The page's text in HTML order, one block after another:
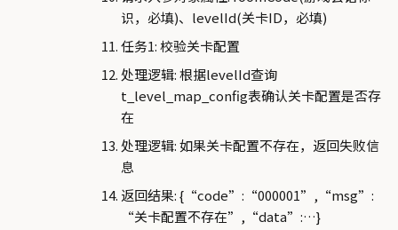
识，必填)、levelId(关卡ID，必填)
任务1: 校验关卡配置
处理逻辑: 根据levelId查询
t_level_map_config表确认关卡配置是否存
在
处理逻辑: 如果关卡配置不存在，返回失败信
息
返回结果: {“code”:“000001”,“msg”:
“关卡配置不存在”,“data”:…}